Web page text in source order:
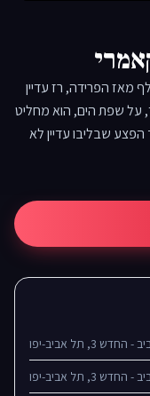
מאז הפרידה, רז עדיין
על שפת הים, הוא מחליט
שבליבו עדיין לא
תל אביב-יפו
תל אביב-יפו